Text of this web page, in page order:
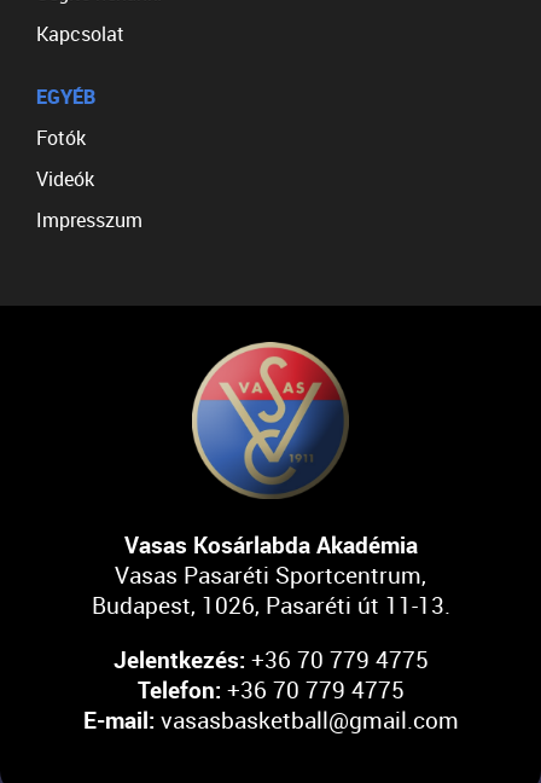
Kapcsolat
EGYÉB
Fotók
Videók
Impresszum
Vasas Kosárlabda Akadémia
Vasas Pasaréti Sportcentrum,
Budapest, 1026, Pasaréti út 11-13.
Jelentkezés: +36 70 779 4775
Telefon: +36 70 779 4775
E-mail: vasasbasketball@gmail.com